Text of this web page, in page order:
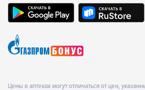
Цены в аптеках могут отличаться от цен,